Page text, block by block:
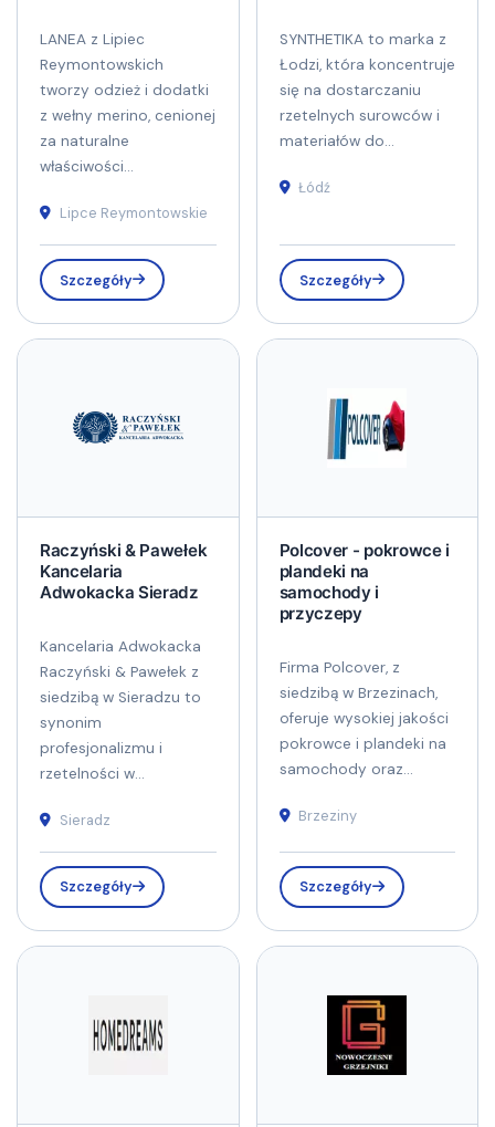
LANEA z Lipiec
Reymontowskich
tworzy odzież i dodatki
z wełny merino, cenionej
za naturalne
właściwości...
Lipce Reymontowskie
Szczegóły
SYNTHETIKA to marka z
Łodzi, która koncentruje
się na dostarczaniu
rzetelnych surowców i
materiałów do...
Łódź
Szczegóły
Raczyński & Pawełek
Kancelaria
Adwokacka Sieradz
Kancelaria Adwokacka
Raczyński & Pawełek z
siedzibą w Sieradzu to
synonim
profesjonalizmu i
rzetelności w...
Sieradz
Szczegóły
Polcover - pokrowce i
plandeki na
samochody i
przyczepy
Firma Polcover, z
siedzibą w Brzezinach,
oferuje wysokiej jakości
pokrowce i plandeki na
samochody oraz...
Brzeziny
Szczegóły